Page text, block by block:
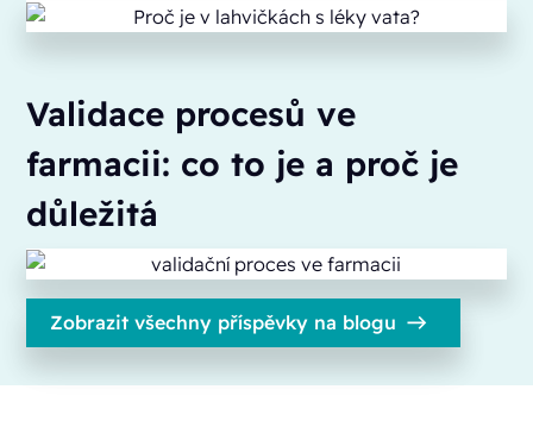
Validace procesů ve
farmacii: co to je a proč je
důležitá
Zobrazit všechny příspěvky na blogu